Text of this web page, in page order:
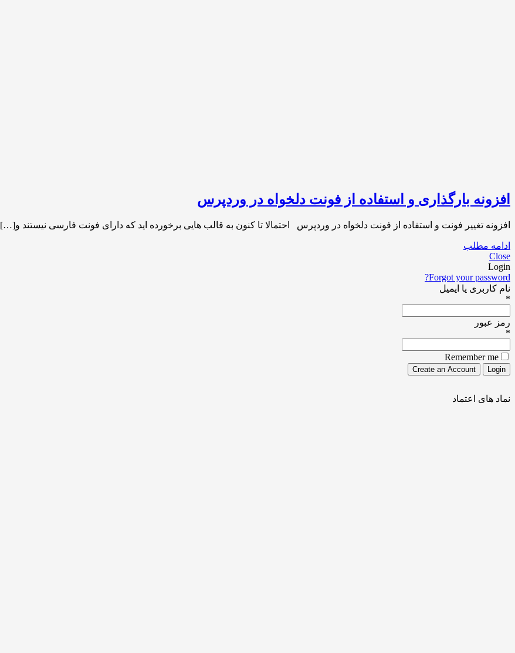
افزونه بارگذاری و استفاده از فونت دلخواه در وردپرس
افزونه تغییر فونت و استفاده از فونت دلخواه در وردپرس احتمالا تا کنون به قالب هایی برخورده اید که دارای فونت فارسی نیستند و[…]
ادامه مطلب
Close
Login
Forgot your password?
نام کاربری یا ایمیل
*
رمز عبور
*
Remember me
نماد های اعتماد